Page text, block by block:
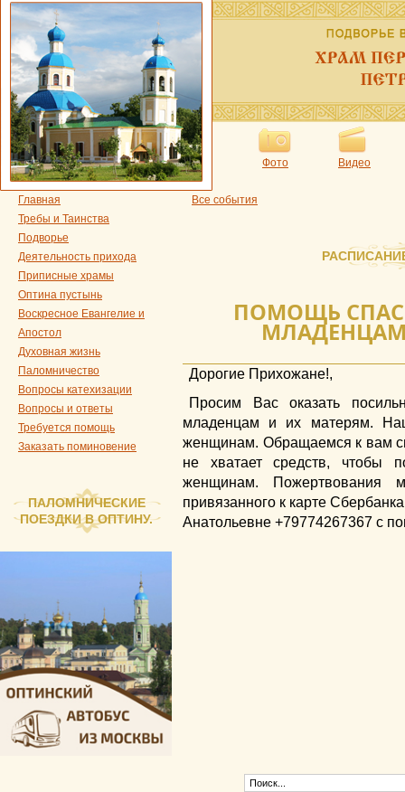
Фото Видео
Главная
Требы и Таинства
Подворье
Деятельность прихода
Приписные храмы
Оптина пустынь
Воскресное Евангелие и
Апостол
Духовная жизнь
Паломничество
Вопросы катехизации
Вопросы и ответы
Требуется помощь
Заказать поминовение
ПАЛОМНИЧЕСКИЕ
ПОЕЗДКИ В ОПТИНУ.
Все события
ПОМОЩЬ
Дорогие Прихожане!,
Просим Вас оказать
младенцам и их матерям.
женщинам. Обращаемся к вам
не хватает средств, чтобы
женщинам. Пожертвования
привязанного к карте
Анатольевне ‪+79774267367‬ с